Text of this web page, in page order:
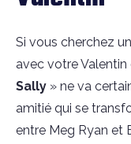
Si vous cherchez
avec votre Valentin
Sally » ne va
amitié qui se
entre Meg Ryan et